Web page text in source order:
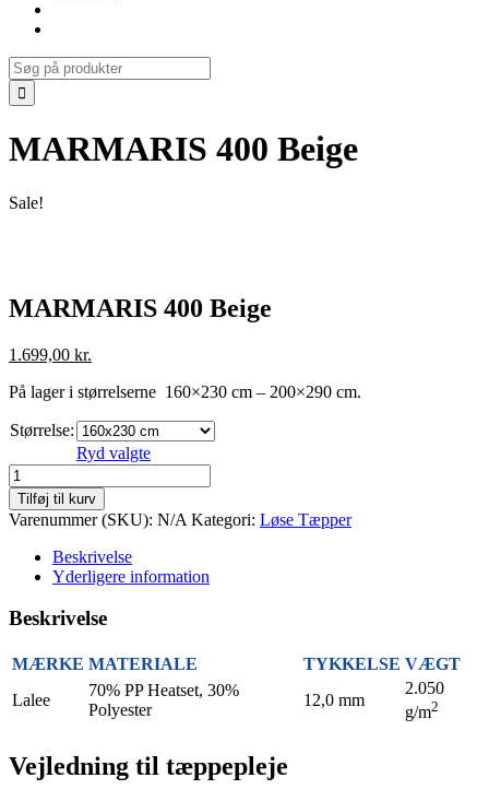
Search
for:
MARMARIS 400 Beige
Sale!
MARMARIS 400 Beige
1.699,00 kr.
På lager i størrelserne 160×230 cm – 200×290 cm.
Størrelse:
Ryd valgte
MARMARIS
400
Beige
antal
Tilføj til kurv
Varenummer (SKU): N/A Kategori: Løse Tæpper
Beskrivelse
Yderligere information
Beskrivelse
MÆRKE MATERIALE TYKKELSE VÆGT
Lalee
70% PP Heatset, 30%
Polyester
12,0 mm
2.050
g/m2
Vejledning til tæppepleje